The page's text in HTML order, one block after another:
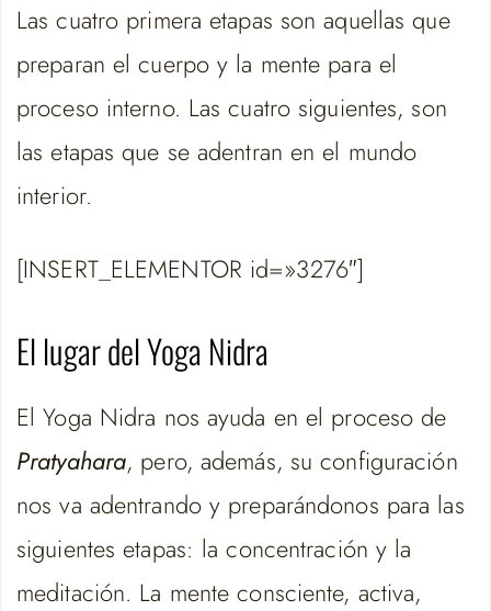
Las cuatro primera etapas son aquellas que
preparan el cuerpo y la mente para el
proceso interno. Las cuatro siguientes, son
las etapas que se adentran en el mundo
interior.
[INSERT_ELEMENTOR id=»3276″]
El lugar del Yoga Nidra
El Yoga Nidra nos ayuda en el proceso de
Pratyahara, pero, además, su configuración
nos va adentrando y preparándonos para las
siguientes etapas: la concentración y la
meditación. La mente consciente, activa,